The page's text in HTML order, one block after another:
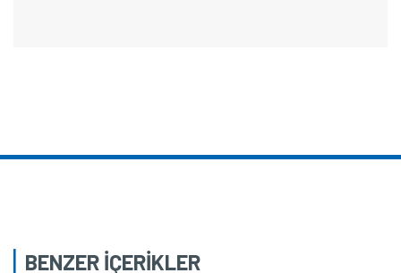
BENZER İÇERİKLER